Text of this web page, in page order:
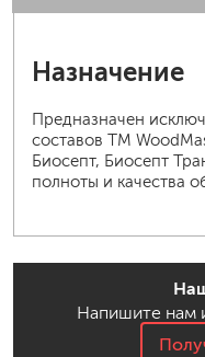
Назначение
Предназначен
составов ТМ
Биосепт, Биосепт
полноты и качества
Напишите нам